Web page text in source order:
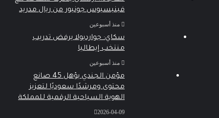
فينيسيوس جونيور من ريال مدريد
منذ أسبوعين
سكاي: جوارديولا يرفض تدريب
منتخب إيطاليا
منذ أسبوعين
مؤمن الجندي يؤهل 45 صانع
محتوى ومرشدًا سعوديًا لتعزيز
الهوية السياحية الرقمية للمملكة
2026-04-09